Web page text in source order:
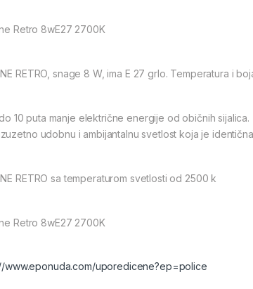
Retro 8wE27 2700K
RETRO, snage 8 W, ima E 27 grlo. Temperatura i
10 puta manje električne energije od običnih sijalica.
udobnu i ambijantalnu svetlost koja je
RETRO sa temperaturom svetlosti od 2500 k
Retro 8wE27 2700K
www.eponuda.com/uporedicene?ep=police